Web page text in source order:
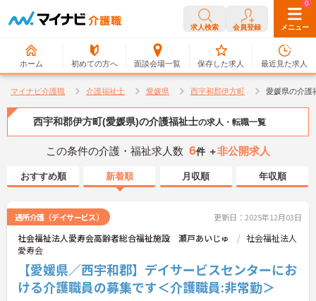
求人検索 会員登録 メニュー
ホーム 初めての方へ 面談会場一覧
0
保存した求人
0
最近見た求人
マイナビ介護職 介護福祉士 愛媛県 西宇和郡伊方町 愛媛県の介護
西宇和郡伊方町(愛媛県)の介護福祉士の求人・転職一覧
この条件の介護・福祉求人数 6件 ＋非公開求人
おすすめ順 新着順 月収順 年収順
通所介護（デイサービス） 更新日：2025年12月03日
社会福祉法人愛寿会高齢者総合福祉施設 瀬戸あいじゅ
社会福祉法人
愛寿会
【愛媛県／西宇和郡】デイサービスセンターにお
ける介護職員の募集です＜介護職員:非常勤＞